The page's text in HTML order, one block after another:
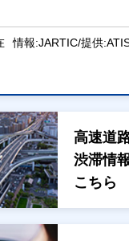
情報:JARTIC/提供
高速道
渋滞情
こちら